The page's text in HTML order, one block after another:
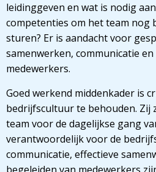
leidinggeven en wat is nodig
competenties om het team nog
sturen? Er is aandacht voor
samenwerken, communicatie
medewerkers.
Goed werkend middenkader is
bedrijfscultuur te behouden. Zij
team voor de dagelijkse gang
verantwoordelijk voor de
communicatie, effectieve